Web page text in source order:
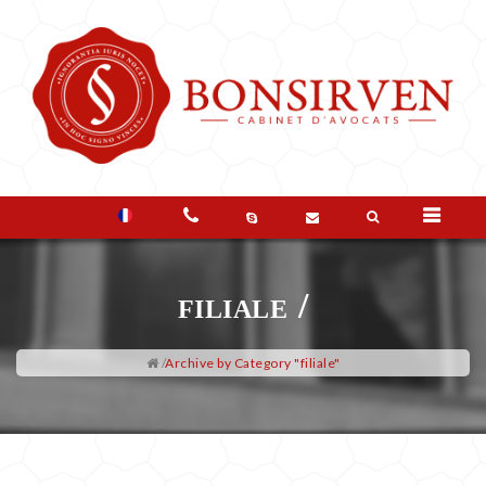
LO
filiale /
/Archive by Category "filiale"